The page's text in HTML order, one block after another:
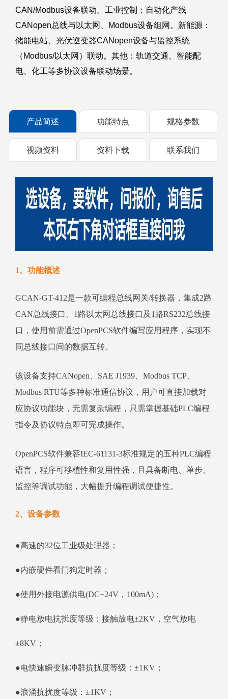
CAN/Modbus设备联动。工业控制：自动化产线
CANopen总线与以太网、Modbus设备组网。新能源：
储能电站、光伏逆变器CANopen设备与监控系统
（Modbus/以太网）联动。其他：轨道交通、智能配
电、化工等多协议设备联动场景。
产品简述 功能特点 规格参数
视频资料 资料下载 联系我们
1、功能概述
GCAN-GT-412是一款可编程总线网关/转换器，集成2路
CAN总线接口、1路以太网总线接口及1路RS232总线接
口，使用前需通过OpenPCS软件编写应用程序，实现不
同总线接口间的数据互转。
该设备支持CANopen、SAE J1939、Modbus TCP、
Modbus RTU等多种标准通信协议，用户可直接加载对
应协议功能块，无需复杂编程，只需掌握基础PLC编程
指令及协议特点即可完成操作。
OpenPCS软件兼容IEC-61131-3标准规定的五种PLC编程
语言，程序可移植性和复用性强，且具备断电、单步、
监控等调试功能，大幅提升编程调试便捷性。
2、设备参数
●高速的32位工业级处理器；
●内嵌硬件看门狗定时器；
●使用外接电源供电(DC+24V，100mA)；
●静电放电抗扰度等级：接触放电±2KV，空气放电
±8KV；
●电快速瞬变脉冲群抗扰度等级：±1KV；
●浪涌抗扰度等级：±1KV；